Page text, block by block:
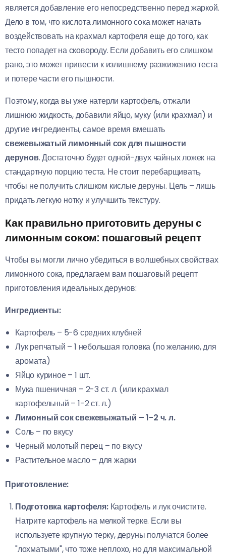
является добавление его непосредственно перед жаркой.
Дело в том, что кислота лимонного сока может начать
воздействовать на крахмал картофеля еще до того, как
тесто попадет на сковороду. Если добавить его слишком
рано, это может привести к излишнему разжижению теста
и потере части его пышности.
Поэтому, когда вы уже натерли картофель, отжали
лишнюю жидкость, добавили яйцо, муку (или крахмал) и
другие ингредиенты, самое время вмешать
свежевыжатый лимонный сок для пышности
дерунов. Достаточно будет одной-двух чайных ложек на
стандартную порцию теста. Не стоит перебарщивать,
чтобы не получить слишком кислые деруны. Цель – лишь
придать легкую нотку и улучшить текстуру.
Как правильно приготовить деруны с
лимонным соком: пошаговый рецепт
Чтобы вы могли лично убедиться в волшебных свойствах
лимонного сока, предлагаем вам пошаговый рецепт
приготовления идеальных дерунов:
Ингредиенты:
Картофель – 5-6 средних клубней
Лук репчатый – 1 небольшая головка (по желанию, для
аромата)
Яйцо куриное – 1 шт.
Мука пшеничная – 2-3 ст. л. (или крахмал
картофельный – 1-2 ст. л.)
Лимонный сок свежевыжатый – 1-2 ч. л.
Соль – по вкусу
Черный молотый перец – по вкусу
Растительное масло – для жарки
Приготовление:
Подготовка картофеля:Картофель и лук очистите.
Натрите картофель на мелкой терке. Если вы
используете крупную терку, деруны получатся более
"лохматыми", что тоже неплохо, но для максимальной